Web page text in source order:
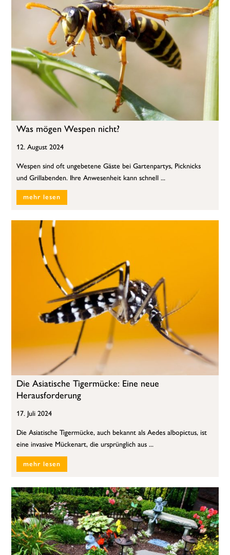
Was mögen Wespen nicht?
12. August 2024
Wespen sind oft ungebetene Gäste bei Gartenpartys, Picknicks
und Grillabenden. Ihre Anwesenheit kann schnell ...
mehr lesen
Die Asiatische Tigermücke: Eine neue
Herausforderung
17. Juli 2024
Die Asiatische Tigermücke, auch bekannt als Aedes albopictus, ist
eine invasive Mückenart, die ursprünglich aus ...
mehr lesen